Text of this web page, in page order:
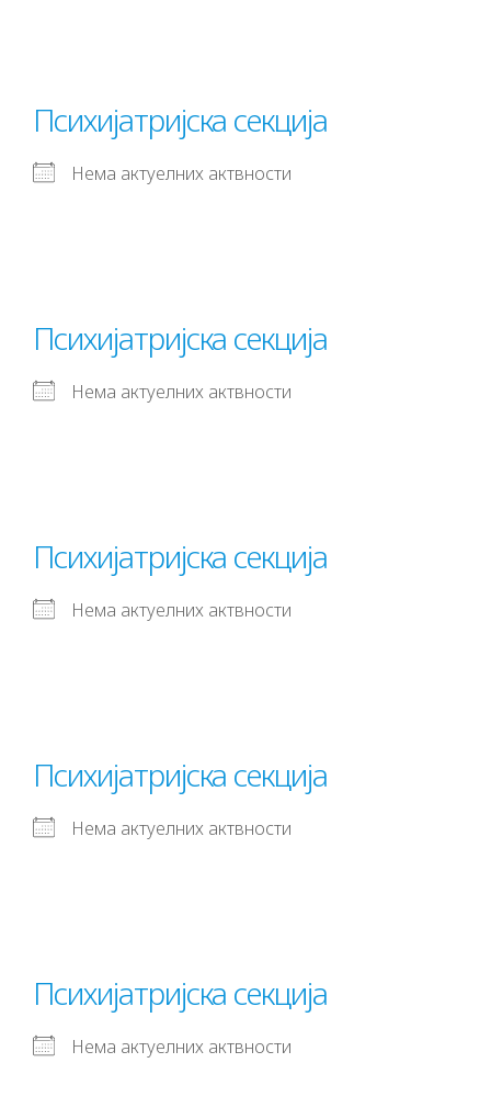
Психијатријска секција
Нема актуелних актвности
Психијатријска секција
Нема актуелних актвности
Психијатријска секција
Нема актуелних актвности
Психијатријска секција
Нема актуелних актвности
Психијатријска секција
Нема актуелних актвности